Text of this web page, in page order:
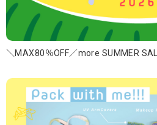
＼MAX80％OFF／more SUMMER